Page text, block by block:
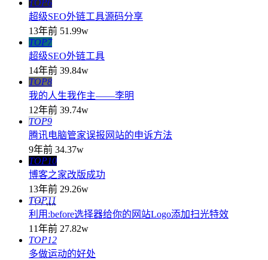
TOP6
超级SEO外链工具源码分享
13年前 51.99w
TOP7
超级SEO外链工具
14年前 39.84w
TOP8
我的人生我作主——李明
12年前 39.74w
TOP9
腾讯电脑管家误报网站的申诉方法
9年前 34.37w
TOP10
博客之家改版成功
13年前 29.26w
TOP11
利用:before选择器给你的网站Logo添加扫光特效
11年前 27.82w
TOP12
多做运动的好处